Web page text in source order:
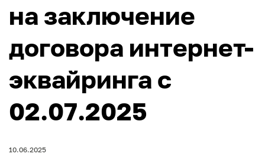
на заключение
договора интернет-
эквайринга с
02.07.2025
10.06.2025